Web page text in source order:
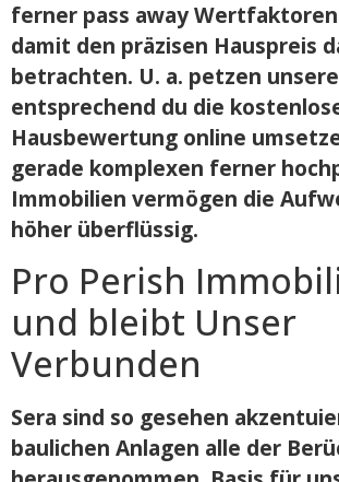
ferner pass away
damit den präzisen Hauspreis
betrachten. U. a. petzen
entsprechend du die
Hausbewertung online
gerade komplexen ferner
Immobilien vermögen die
höher überflüssig.
Pro Perish
und bleibt Unser
Verbunden
Sera sind so gesehen
baulichen Anlagen alle der